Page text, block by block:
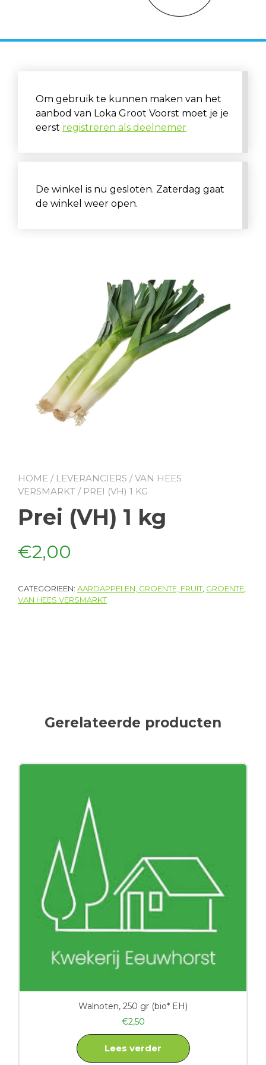
Om gebruik te kunnen maken van het
aanbod van Loka Groot Voorst moet je je
eerst registreren als deelnemer
De winkel is nu gesloten. Zaterdag gaat
de winkel weer open.
HOME / LEVERANCIERS /VAN HEES
VERSMARKT / PREI (VH) 1 KG
Prei (VH) 1 kg
€2,00
CATEGORIEËN: AARDAPPELEN, GROENTE, FRUIT, GROENTE,
VAN HEES VERSMARKT
Gerelateerde producten
Walnoten, 250 gr (bio* EH)
€2,50
Lees verder